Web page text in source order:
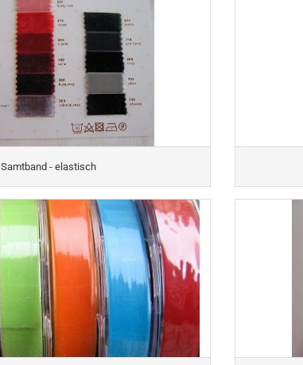
Samtband - elastisch